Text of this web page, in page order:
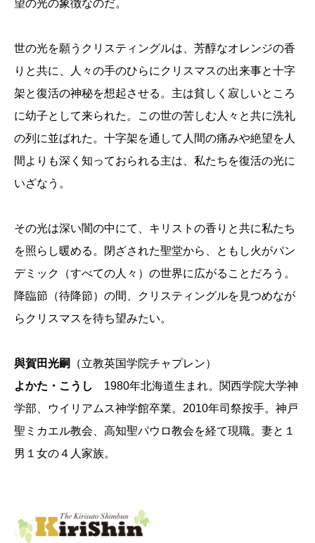
望の光の象徴なのだ。
世の光を願うクリスティングルは、芳醇なオレンジの香
りと共に、人々の手のひらにクリスマスの出来事と十字
架と復活の神秘を想起させる。主は貧しく寂しいところ
に幼子として来られた。この世の苦しむ人々と共に洗礼
の列に並ばれた。十字架を通して人間の痛みや絶望を人
間よりも深く知っておられる主は、私たちを復活の光に
いざなう。
その光は深い闇の中にて、キリストの香りと共に私たち
を照らし暖める。閉ざされた聖堂から、ともし火がパン
デミック（すべての人々）の世界に広がることだろう。
降臨節（待降節）の間、クリスティングルを見つめなが
らクリスマスを待ち望みたい。
與賀田光嗣
（立教英国学院チャプレン）
よかた・こうし
1980年北海道生まれ。関西学院大学神
学部、ウイリアムス神学館卒業。2010年司祭按手。神戸
聖ミカエル教会、高知聖パウロ教会を経て現職。妻と１
男１女の４人家族。